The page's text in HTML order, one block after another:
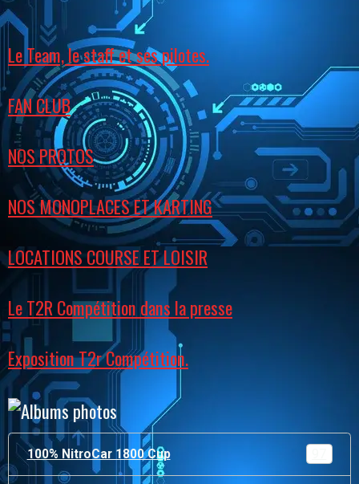
Le Team, le staff et ses pilotes.
FAN CLUB
NOS PROTOS
NOS MONOPLACES ET KARTING
LOCATIONS COURSE ET LOISIR
Le T2R Compétition dans la presse
Exposition T2r Compétition.
100% NitroCar 1800 Cup